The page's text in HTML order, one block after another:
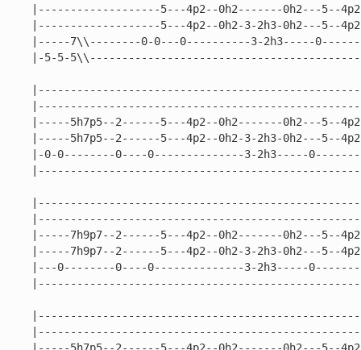
|-------------------5---4p2--0h2-------0h2---5--
|-------------------5---4p2--0h2-3-2h3-0h2---5--
|-----7\\--------0-0---0----------3-2h3-----
|-5-5-
|-----5h7p5--2------5---4p2--0h2-------0h2---5--
|-----5h7p5--2------5---4p2--0h2-3-2h3-0h2---5--
|-0-0--------0----0--------------3-2h3-----
|-----7h9p7--2------5---4p2--0h2-------0h2---5--
|-----7h9p7--2------5---4p2--0h2-3-2h3-0h2---5--
|---0--------0----0--------------3-2h3-----